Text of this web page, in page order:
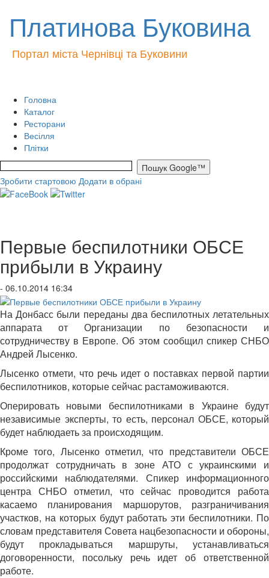
Платинова Буковина
Портал міста Чернівці та Буковини
Головна
Каталог
Ресторани
Весілля
Плітки
Зробити стартовою Додати в обрані
Первые беспилотники ОБСЕ
прибыли в Украину
- 06.10.2014 16:34
На Донбасс были переданы два беспилотных летательных
аппарата от Организации по безопасности и
сотрудничеству в Европе. Об этом сообщил спикер СНБО
Андрей Лысенко.
Лысенко отмети, что речь идет о поставках первой партии
беспилотников, которые сейчас растаможиваются.
Оперировать новыми беспилотниками в Украине будут
независимые эксперты, то есть, персонал ОБСЕ, который
будет наблюдаеть за происходящим.
Кроме того, Лысенко отметил, что представители ОБСЕ
продолжат сотрудничать в зоне АТО с украинскими и
российскими наблюдателями. Спикер информационного
центра СНБО отметил, что сейчас проводится работа
касаемо планирования маршорутов, разграничивания
участков, на которых будут работать эти беспилотники. По
словам представителя Совета нацбезопасности и обороны,
будут прокладываться маршруты, устанавливаться
договоренности, посольку речь идет об ответственной
работе.